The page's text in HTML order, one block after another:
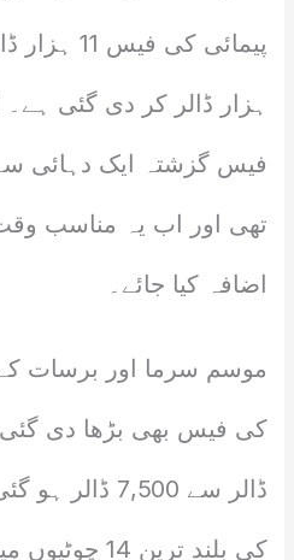
ہزار ڈالر کر دی گئی ہے۔
فیس گزشتہ ایک دہائی
تھی اور اب یہ مناسب
اضافہ کیا جائے۔
موسم سرما اور برسات
ڈالر سے 7,500